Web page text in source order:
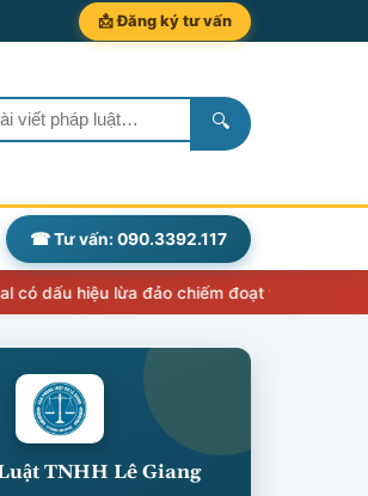
📩 Đăng ký tư vấn
🔍
☎ Tư vấn: 090.3392.117
hiệu lừa đảo chiếm đoạt tài sản
TNHH Lê Giang